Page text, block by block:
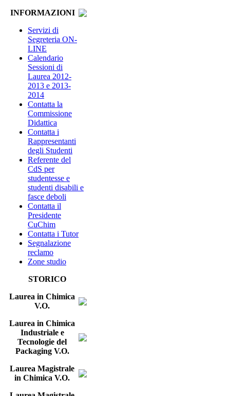
INFORMAZIONI
Servizi di
Segreteria ON-
LINE
Calendario
Sessioni di
Laurea 2012-
2013 e 2013-
2014
Contatta la
Commissione
Didattica
Contatta i
Rappresentanti
degli Studenti
Referente del
CdS per
studentesse e
studenti disabili e
fasce deboli
Contatta il
Presidente
CuChim
Contatta i Tutor
Segnalazione
reclamo
Zone studio
STORICO
Laurea in Chimica
V.O.
Laurea in Chimica
Industriale e
Tecnologie del
Packaging V.O.
Laurea Magistrale
in Chimica V.O.